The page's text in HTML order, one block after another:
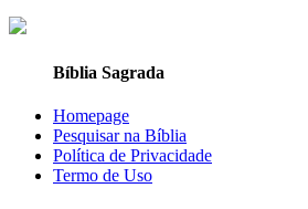
Bíblia Sagrada
Homepage
Pesquisar na Bíblia
Política de Privacidade
Termo de Uso